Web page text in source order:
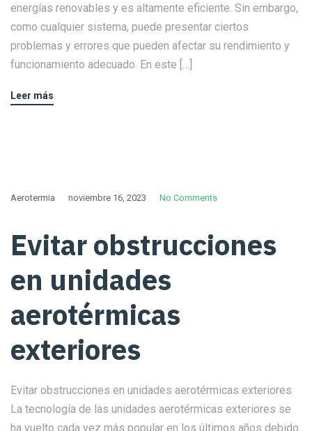
energías renovables y es altamente eficiente. Sin embargo,
como cualquier sistema, puede presentar ciertos
problemas y errores que pueden afectar su rendimiento y
funcionamiento adecuado. En este […]
Leer más
Aerotermia noviembre 16, 2023 No Comments
Evitar obstrucciones
en unidades
aerotérmicas
exteriores
Evitar obstrucciones en unidades aerotérmicas exteriores
La tecnología de las unidades aerotérmicas exteriores se
ha vuelto cada vez más popular en los últimos años debido